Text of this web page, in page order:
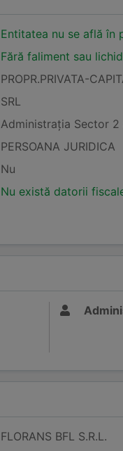
Entitatea nu se află în
Fără faliment sau
PROPR.PRIVATA-
SRL
Administraţia Sector 2
PERSOANA JURIDICA
Nu
Nu există datorii
FLORANS BFL S.R.L.